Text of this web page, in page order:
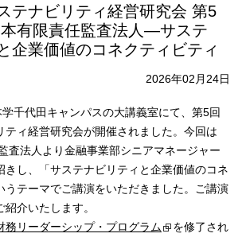
テナビリティ経営研究会 第5
有限責任監査法人―サステ
企業価値のコネクティビティ
2026年02月24日
千代田キャンパスの大講義室にて、第5回
ティ経営研究会が開催されました。今回は
査法人より金融事業部シニアマネージャー
きし、「サステナビリティと企業価値のコネ
うテーマでご講演をいただきました。ご講演
介いたします。
務リーダーシップ・プログラム
を修了され